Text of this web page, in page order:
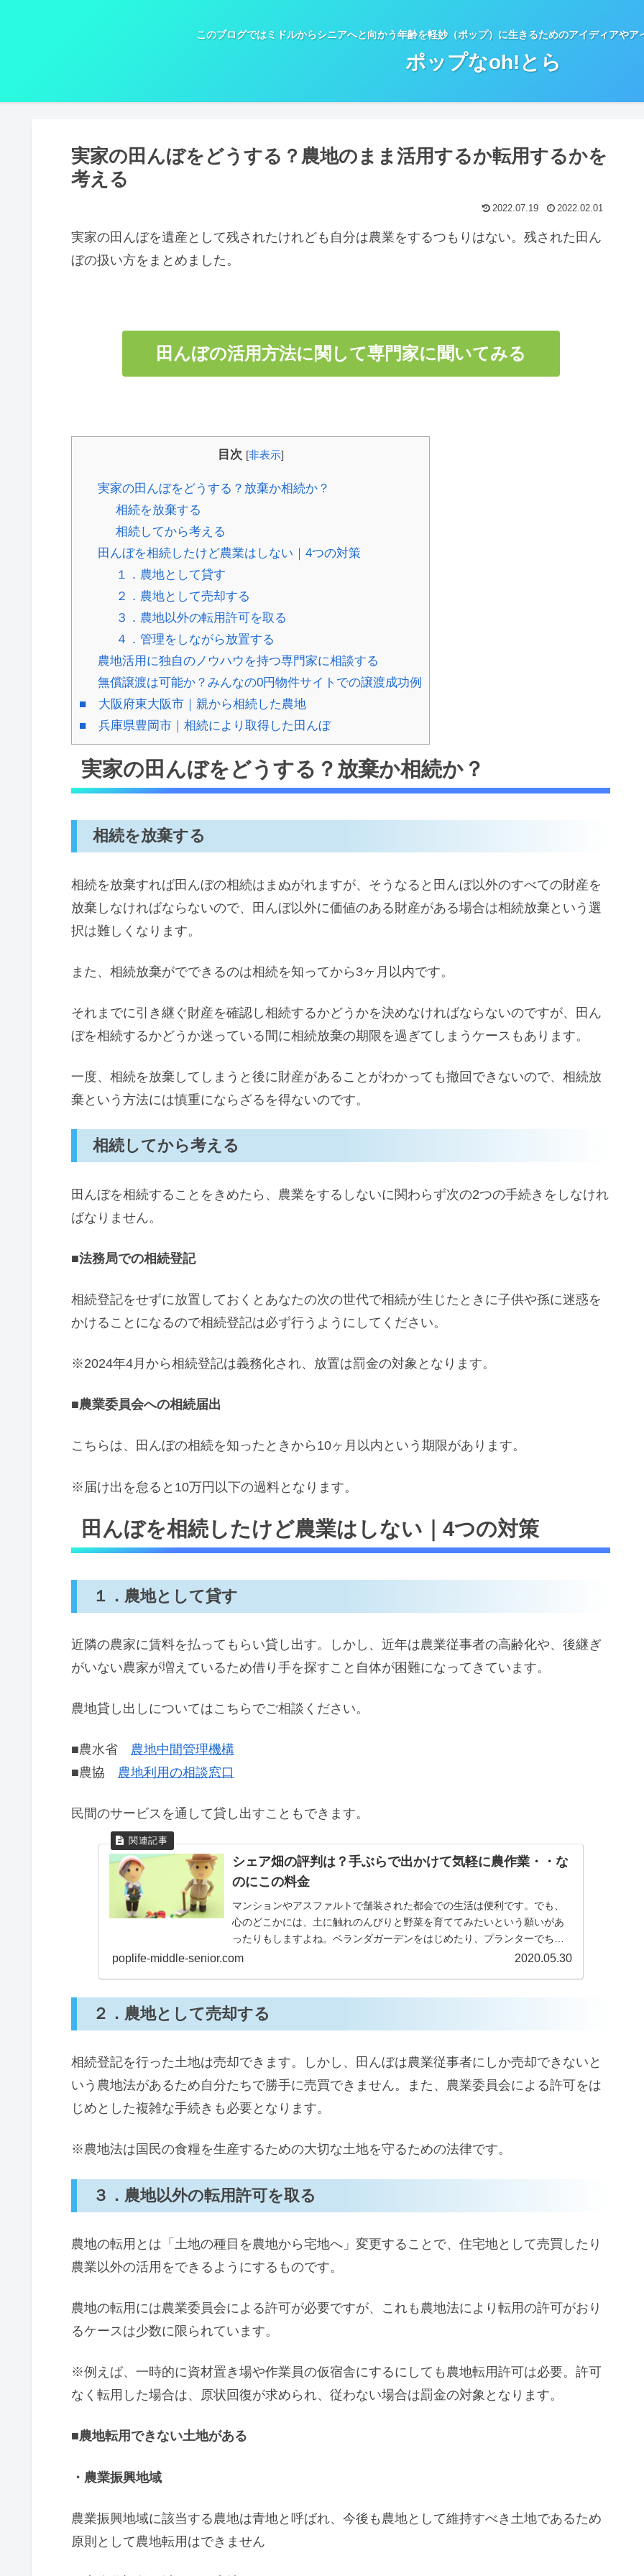
このブログではミドルからシニアへと向かう年齢を軽妙（ポップ）に生きるためのアイディアやア
ポップなoh!とら
実家の田んぼをどうする？農地のまま活用するか転用するかを
考える
2022.07.19 2022.02.01
実家の田んぼを遺産として残されたけれども自分は農業をするつもりはない。残された田ん
ぼの扱い方をまとめました。
田んぼの活用方法に関して専門家に聞いてみる
目次 [非表示]
実家の田んぼをどうする？放棄か相続か？
相続を放棄する
相続してから考える
田んぼを相続したけど農業はしない｜4つの対策
１．農地として貸す
２．農地として売却する
３．農地以外の転用許可を取る
４．管理をしながら放置する
農地活用に独自のノウハウを持つ専門家に相談する
無償譲渡は可能か？みんなの0円物件サイトでの譲渡成功例
■ 大阪府東大阪市｜親から相続した農地
■ 兵庫県豊岡市｜相続により取得した田んぼ
実家の田んぼをどうする？放棄か相続か？
相続を放棄する
相続を放棄すれば田んぼの相続はまぬがれますが、そうなると田んぼ以外のすべての財産を
放棄しなければならないので、田んぼ以外に価値のある財産がある場合は相続放棄という選
択は難しくなります。
また、相続放棄がでできるのは相続を知ってから3ヶ月以内です。
それまでに引き継ぐ財産を確認し相続するかどうかを決めなければならないのですが、田ん
ぼを相続するかどうか迷っている間に相続放棄の期限を過ぎてしまうケースもあります。
一度、相続を放棄してしまうと後に財産があることがわかっても撤回できないので、相続放
棄という方法には慎重にならざるを得ないのです。
相続してから考える
田んぼを相続することをきめたら、農業をするしないに関わらず次の2つの手続きをしなけれ
ばなりません。
■法務局での相続登記
相続登記をせずに放置しておくとあなたの次の世代で相続が生じたときに子供や孫に迷惑を
かけることになるので相続登記は必ず行うようにしてください。
※2024年4月から相続登記は義務化され、放置は罰金の対象となります。
■農業委員会への相続届出
こちらは、田んぼの相続を知ったときから10ヶ月以内という期限があります。
※届け出を怠ると10万円以下の過料となります。
田んぼを相続したけど農業はしない｜4つの対策
１．農地として貸す
近隣の農家に賃料を払ってもらい貸し出す。しかし、近年は農業従事者の高齢化や、後継ぎ
がいない農家が増えているため借り手を探すこと自体が困難になってきています。
農地貸し出しについてはこちらでご相談ください。
■農水省 農地中間管理機構
■農協 農地利用の相談窓口
民間のサービスを通して貸し出すこともできます。
シェア畑の評判は？手ぶらで出かけて気軽に農作業・・な
のにこの料金
マンションやアスファルトで舗装された都会での生活は便利です。でも、
心のどこかには、土に触れのんびりと野菜を育ててみたいという願いがあ
ったりもしますよね。ベランダガーデンをはじめたり、プランターでちょ
っとした野菜を作りたくなるのもそのせいでし...
poplife-middle-senior.com 2020.05.30
２．農地として売却する
相続登記を行った土地は売却できます。しかし、田んぼは農業従事者にしか売却できないと
いう農地法があるため自分たちで勝手に売買できません。また、農業委員会による許可をは
じめとした複雑な手続きも必要となります。
※農地法は国民の食糧を生産するための大切な土地を守るための法律です。
３．農地以外の転用許可を取る
農地の転用とは「土地の種目を農地から宅地へ」変更することで、住宅地として売買したり
農業以外の活用をできるようにするものです。
農地の転用には農業委員会による許可が必要ですが、これも農地法により転用の許可がおり
るケースは少数に限られています。
※例えば、一時的に資材置き場や作業員の仮宿舎にするにしても農地転用許可は必要。許可
なく転用した場合は、原状回復が求められ、従わない場合は罰金の対象となります。
■農地転用できない土地がある
・農業振興地域
農業振興地域に該当する農地は青地と呼ばれ、今後も農地として維持すべき土地であるため
原則として農地転用はできません